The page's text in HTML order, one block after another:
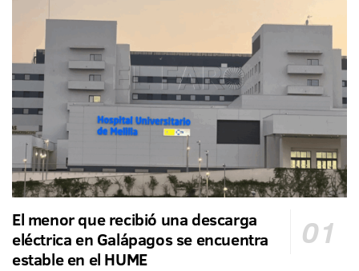
El menor que recibió una descarga
eléctrica en Galápagos se encuentra
estable en el HUME